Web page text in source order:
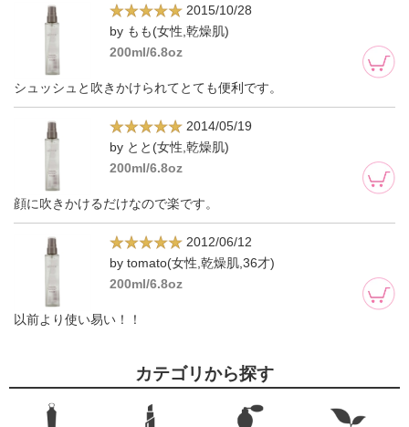
2015/10/28
by もも(女性,乾燥肌)
200ml/6.8oz
シュッシュと吹きかけられてとても便利です。
2014/05/19
by とと(女性,乾燥肌)
200ml/6.8oz
顔に吹きかけるだけなので楽です。
2012/06/12
by tomato(女性,乾燥肌,36才)
200ml/6.8oz
以前より使い易い！！
カテゴリから探す